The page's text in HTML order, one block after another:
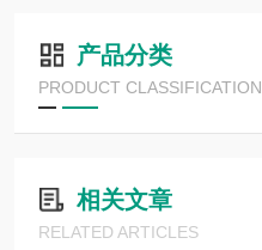
产品分类
PRODUCT CLASSIFICATION
相关文章
RELATED ARTICLES